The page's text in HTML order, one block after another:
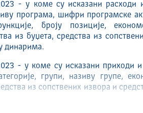
- у коме су исказани расходи
програма, шифри програмске
броју позиције,
из буџета, средства из
динарима.
- у коме су исказани приходи
групи, називу групе,
из сопствених извора и